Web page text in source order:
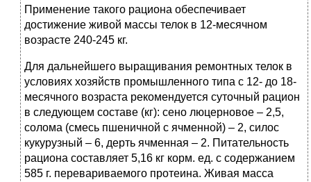
Применение такого рациона обеспечивает
достижение живой массы телок в 12-месячном
возрасте 240-245 кг.
Для дальнейшего выращивания ремонтных телок в
условиях хозяйств промышленного типа с 12- до 18-
месячного возраста рекомендуется суточный рацион
в следующем составе (кг): сено люцерновое – 2,5,
солома (смесь пшеничной с ячменной) – 2, силос
кукурузный – 6, дерть ячменная – 2. Питательность
рациона составляет 5,16 кг корм. ед. с содержанием
585 г. перевариваемого протеина. Живая масса